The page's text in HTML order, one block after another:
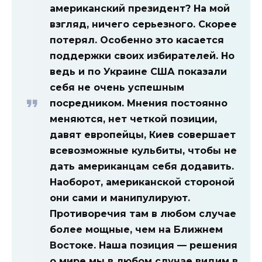
американский президент? На мой
взгляд, ничего серьезного. Скорее
потерял. Особенно это касается
поддержки своих избирателей. Но
ведь и по Украине США показали
себя не очень успешным
посредником. Мнения постоянно
меняются, нет четкой позиции,
давят европейцы, Киев совершает
всевозможные кульбиты, чтобы не
дать американцам себя додавить.
Наоборот, американской стороной
они сами и манипулируют.
Противоречия там в любом случае
более мощные, чем на Ближнем
Востоке. Наша позиция — решения